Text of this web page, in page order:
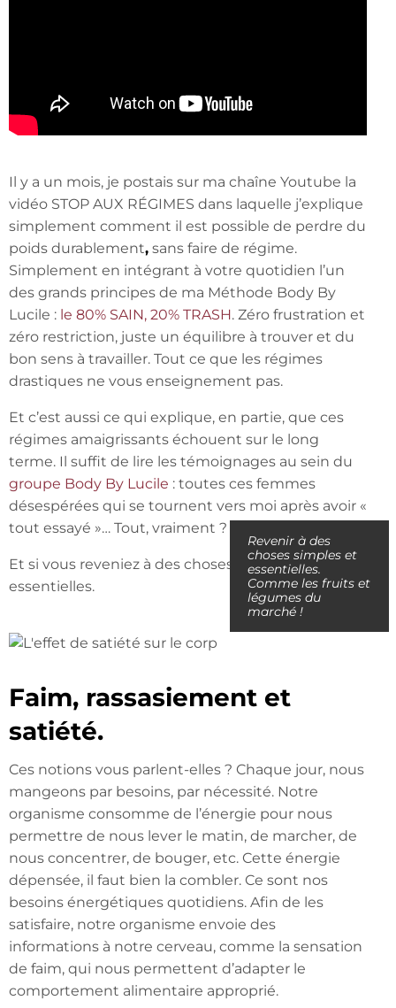
Il y a un mois, je postais sur ma chaîne Youtube la
vidéo STOP AUX RÉGIMES dans laquelle j’explique
simplement comment il est possible de perdre du
poids durablement, sans faire de régime.
Simplement en intégrant à votre quotidien l’un
des grands principes de ma Méthode Body By
Lucile : le 80% SAIN, 20% TRASH. Zéro frustration et
zéro restriction, juste un équilibre à trouver et du
bon sens à travailler. Tout ce que les régimes
drastiques ne vous enseignement pas.
Et c’est aussi ce qui explique, en partie, que ces
régimes amaigrissants échouent sur le long
terme. Il suffit de lire les témoignages au sein du
groupe Body By Lucile : toutes ces femmes
désespérées qui se tournent vers moi après avoir «
tout essayé »… Tout, vraiment ?
Et si vous reveniez à des choses simples et
essentielles.
Revenir à des
choses simples et
essentielles.
Comme les fruits et
légumes du
marché !
Faim, rassasiement et
satiété.
Ces notions vous parlent-elles ? Chaque jour, nous
mangeons par besoins, par nécessité. Notre
organisme consomme de l’énergie pour nous
permettre de nous lever le matin, de marcher, de
nous concentrer, de bouger, etc. Cette énergie
dépensée, il faut bien la combler. Ce sont nos
besoins énergétiques quotidiens. Afin de les
satisfaire, notre organisme envoie des
informations à notre cerveau, comme la sensation
de faim, qui nous permettent d’adapter le
comportement alimentaire approprié.